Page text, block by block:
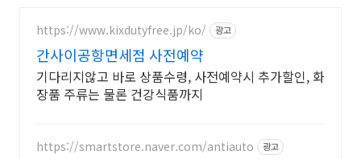
https://www.kixdutyfree.jp/ko/ 광고
간사이공항면세점 사전예약
기다리지않고 바로 상품수령, 사전예약시 추가할인, 화
장품 주류는 물론 건강식품까지
https://smartstore.naver.com/antiauto 광고